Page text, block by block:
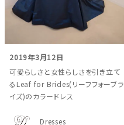
2019年3月12日
可愛らしさと女性らしさを引き立て
るLeaf for Brides(リーフフォーブラ
イズ)のカラードレス
Dresses